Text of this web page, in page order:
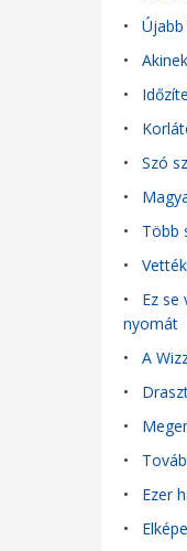
•
•
•
•
• Szó
•
• Több
•
• Ez
nyomát
• A
•
•
•
• Ezer
•